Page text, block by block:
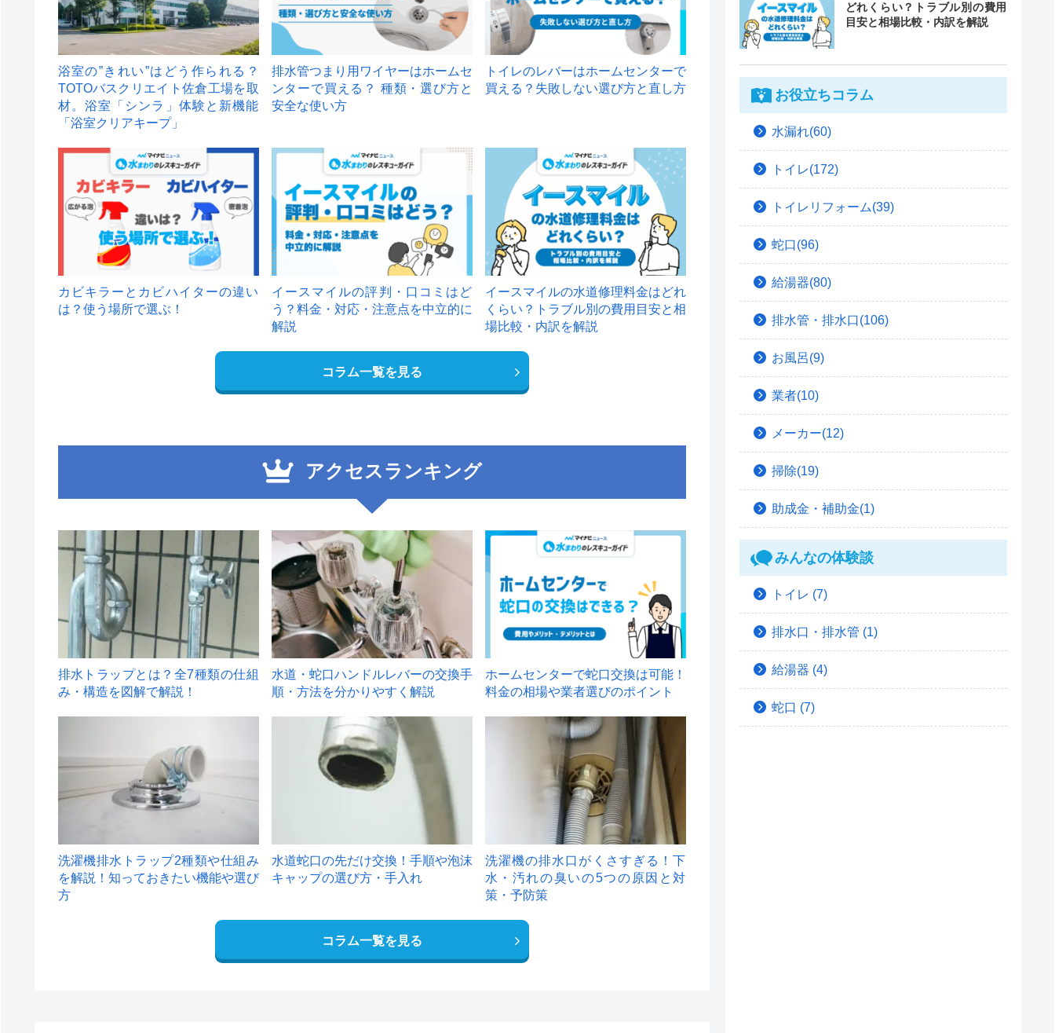
浴室の”きれい”はどう作られる？
TOTOバスクリエイト佐倉工場を取
材。浴室「シンラ」体験と新機能
「浴室クリアキープ」
排水管つまり用ワイヤーはホームセ
ンターで買える？ 種類・選び方と
安全な使い方
トイレのレバーはホームセンターで
買える？失敗しない選び方と直し方
カビキラーとカビハイターの違い
は？使う場所で選ぶ！
イースマイルの評判・口コミはど
う？料金・対応・注意点を中立的に
解説
イースマイルの水道修理料金はどれ
くらい？トラブル別の費用目安と相
場比較・内訳を解説
コラム一覧を見る
アクセスランキング
1
排水トラップとは？全7種類の仕組
み・構造を図解で解説！
2
水道・蛇口ハンドルレバーの交換手
順・方法を分かりやすく解説
ホームセンターで蛇口交換は可能！
料金の相場や業者選びのポイント
洗濯機排水トラップ2種類や仕組み
を解説！知っておきたい機能や選び
方
水道蛇口の先だけ交換！手順や泡沫
キャップの選び方・手入れ
洗濯機の排水口がくさすぎる！下
水・汚れの臭いの5つの原因と対
策・予防策
コラム一覧を見る
どれくらい？トラブル別の費用
目安と相場比較・内訳を解説
お役立ちコラム
水漏れ(60)
トイレ(172)
トイレリフォーム(39)
蛇口(96)
給湯器(80)
排水管・排水口(106)
お風呂(9)
業者(10)
メーカー(12)
掃除(19)
助成金・補助金(1)
みんなの体験談
トイレ (7)
排水口・排水管 (1)
給湯器 (4)
蛇口 (7)